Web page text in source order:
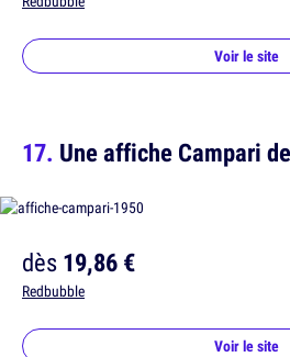
Voir le site
Une affiche Campari
dès19,86 €
Redbubble
Voir le site